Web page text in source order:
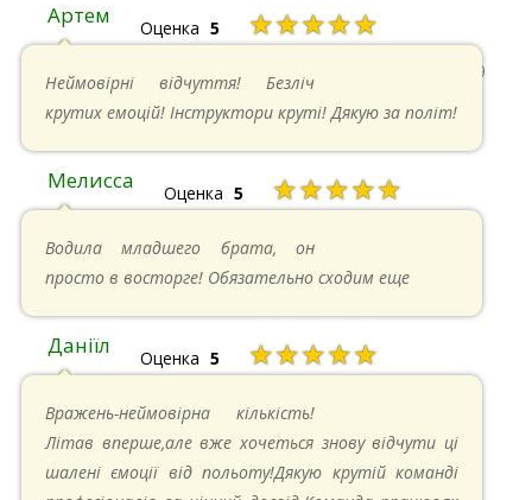
Артем Оценка 5 ★★★★★
22.06.2024 в 15:59
Неймовірні відчуття! Безліч
крутих емоцій! Інструктори круті! Дякую за політ!
Мелисса Оценка 5 ★★★★★
Водила младшего брата, он
просто в восторге! Обязательно сходим еще
Даніїл Оценка 5 ★★★★★
Вражень-неймовірна кількість!
Літав вперше,але вже хочеться знову відчути ці
шалені ємоції від польоту!Дякую крутій команді